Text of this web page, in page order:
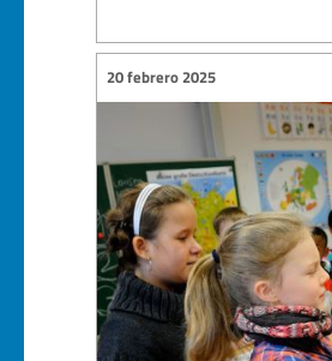
20 febrero 2025